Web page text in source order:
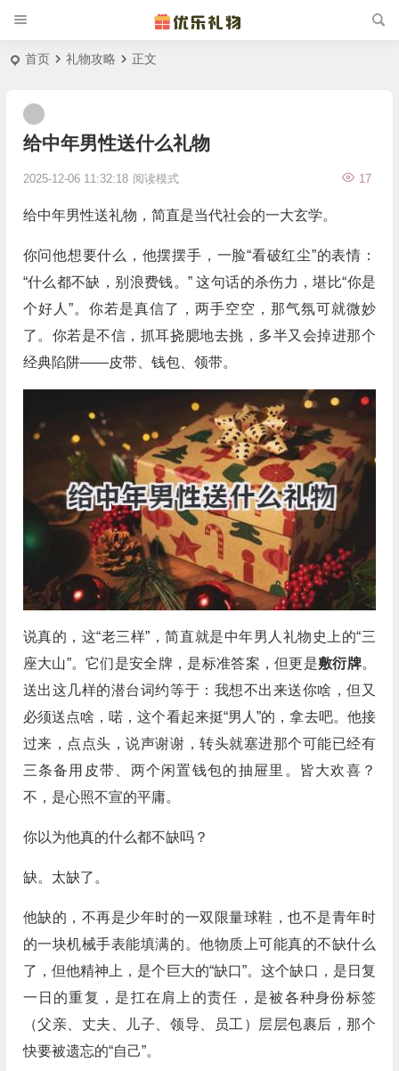
首页 礼物攻略 正文
给中年男性送什么礼物
2025-12-06 11:32:18 17
阅读模式
给中年男性送礼物，简直是当代社会的一大玄学。
你问他想要什么，他摆摆手，一脸“看破红尘”的表情：
“什么都不缺，别浪费钱。” 这句话的杀伤力，堪比“你是
个好人”。你若是真信了，两手空空，那气氛可就微妙
了。你若是不信，抓耳挠腮地去挑，多半又会掉进那个
经典陷阱——皮带、钱包、领带。
说真的，这“老三样”，简直就是中年男人礼物史上的“三
座大山”。它们是安全牌，是标准答案，但更是敷衍牌。
送出这几样的潜台词约等于：我想不出来送你啥，但又
必须送点啥，喏，这个看起来挺“男人”的，拿去吧。他接
过来，点点头，说声谢谢，转头就塞进那个可能已经有
三条备用皮带、两个闲置钱包的抽屉里。皆大欢喜？
不，是心照不宣的平庸。
你以为他真的什么都不缺吗？
缺。太缺了。
他缺的，不再是少年时的一双限量球鞋，也不是青年时
的一块机械手表能填满的。他物质上可能真的不缺什么
了，但他精神上，是个巨大的“缺口”。这个缺口，是日复
一日的重复，是扛在肩上的责任，是被各种身份标签
（父亲、丈夫、儿子、领导、员工）层层包裹后，那个
快要被遗忘的“自己”。